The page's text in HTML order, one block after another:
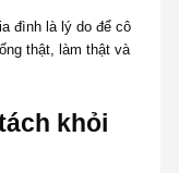
đình là lý do để cô
thật, làm thật và
khỏi